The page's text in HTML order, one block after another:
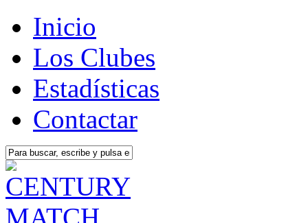
Inicio
Los Clubes
Estadísticas
Contactar